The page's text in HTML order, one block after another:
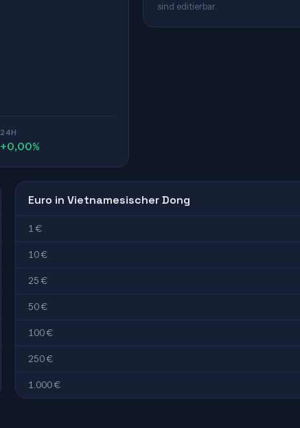
24H
+0,00%
sind editierbar.
Euro in Vietnamesischer Dong
1 €
10 €
25 €
50 €
100 €
250 €
1.000 €